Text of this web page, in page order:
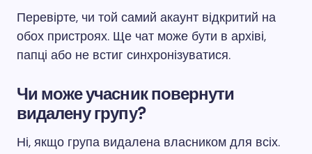
Перевірте, чи той самий акаунт відкритий на
обох пристроях. Ще чат може бути в архіві,
папці або не встиг синхронізуватися.
Чи може учасник повернути
видалену групу?
Ні, якщо група видалена власником для всіх.